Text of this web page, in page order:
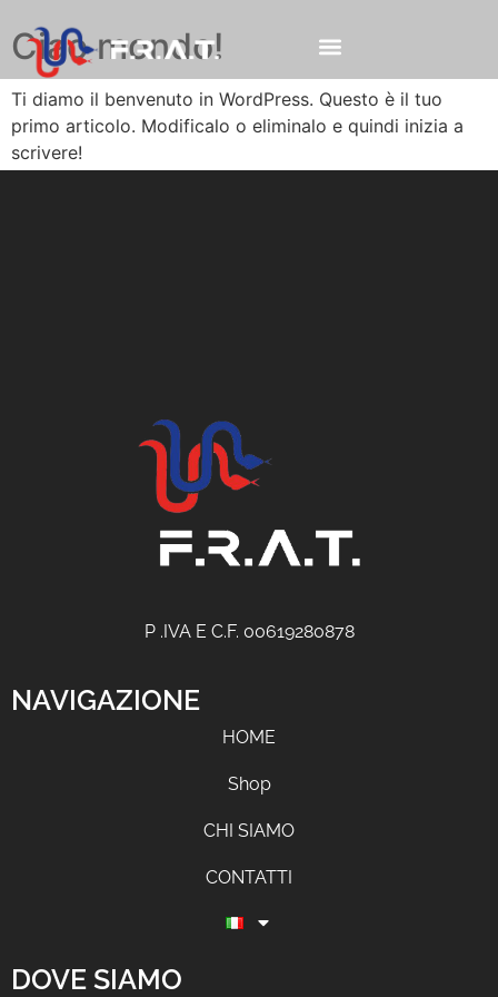
Ciao mondo!
Ti diamo il benvenuto in WordPress. Questo è il tuo
primo articolo. Modificalo o eliminalo e quindi inizia a
scrivere!
P .IVA E C.F. 00619280878
NAVIGAZIONE
HOME
Shop
CHI SIAMO
CONTATTI
DOVE SIAMO